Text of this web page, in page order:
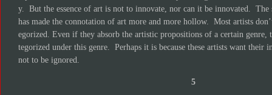
y. But the essence of art is not to innovate, nor can it be innovated.
has made the connotation of art more and more hollow. Most artists
egorized. Even if they absorb the artistic propositions of a certain genre,
tegorized under this genre. Perhaps it is because these artists want their
not to be ignored.
5